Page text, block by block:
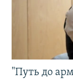
"Путь до